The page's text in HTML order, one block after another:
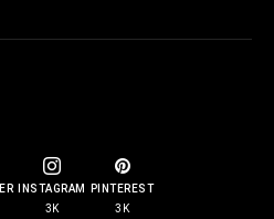
INSTAGRAM
3K
PINTEREST
3K